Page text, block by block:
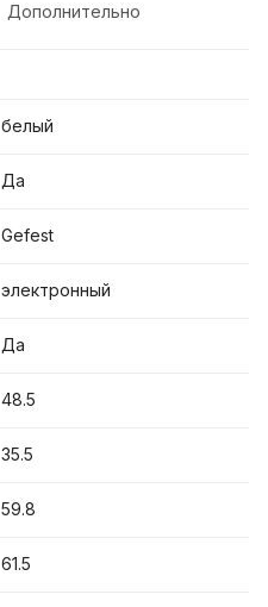
Дополнительно
белый
Да
Gefest
электронный
Да
48.5
35.5
59.8
61.5